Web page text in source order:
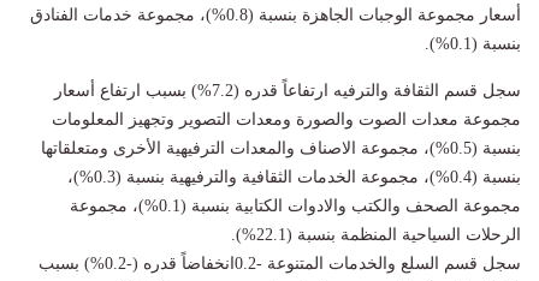
أسعار مجموعة الوجبات الجاهزة بنسبة (0.8%)، مجموعة خدمات الفنادق
بنسبة (0.1%).
سجل قسم الثقافة والترفيه ارتفاعاً قدره (7.2%) بسبب ارتفاع أسعار
مجموعة معدات الصوت والصورة ومعدات التصوير وتجهيز المعلومات
بنسبة (0.5%)، مجموعة الاصناف والمعدات الترفيهية الأخرى ومتعلقاتها
بنسبة (0.4%)، مجموعة الخدمات الثقافية والترفيهية بنسبة (0.3%)،
مجموعة الصحف والكتب والادوات الكتابية بنسبة (0.1%)، مجموعة
الرحلات السياحية المنظمة بنسبة (22.1%).
سجل قسم السلع والخدمات المتنوعة -0.2انخفاضاً قدره (-0.2%) بسبب